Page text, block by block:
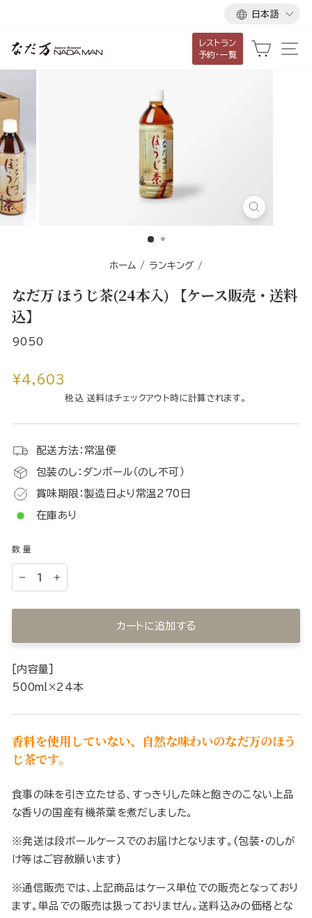
て
コ
ン
テ
ン
ツ
に
言
語
日本語
レストラン
予約・一覧
カート
閉
ホーム / ランキング /
なだ万 ほうじ茶(24本入) 【ケース販売・送料
込】
9050
通
¥4,603
税込 送料はチェックアウト時に計算されます。
配送方法：常温便
包装のし：ダンボール（のし不可）
賞味期限：製造日より常温270日
在庫あり
数量
カートに追加する
[内容量]
500ml×24本
香料を使用していない、自然な味わいのなだ万のほう
じ茶です。
食事の味を引き立たせる、すっきりした味と飽きのこない上品
な香りの国産有機茶葉を煮だしました。
※発送は段ボールケースでのお届けとなります。(包装・のしが
け等はご容赦願います)
※通信販売では、上記商品はケース単位での販売となっており
ます。単品での販売は扱っておりません。送料込みの価格とな